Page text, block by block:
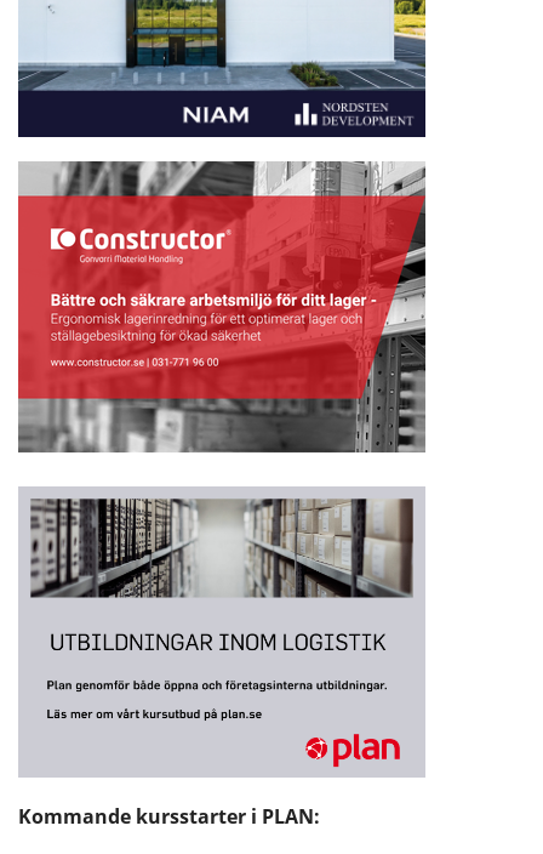
Kommande kursstarter i PLAN: